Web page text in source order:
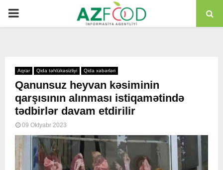
PRIMARY
Aqrar Qida təhlükəsizliyi Qida xəbərləri
Qanunsuz heyvan kəsiminin
qarşısının alınması istiqamətində
tədbirlər davam etdirilir
09 Oktyabr 2023